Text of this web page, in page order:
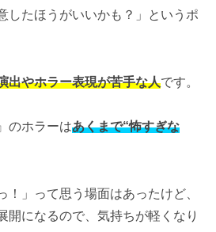
したほうがいいかも？」というポ
出やホラー表現が苦手な人です。
のホラーはあくまで“怖すぎな
！」って思う場面はあったけど、
開になるので、気持ちが軽くなり